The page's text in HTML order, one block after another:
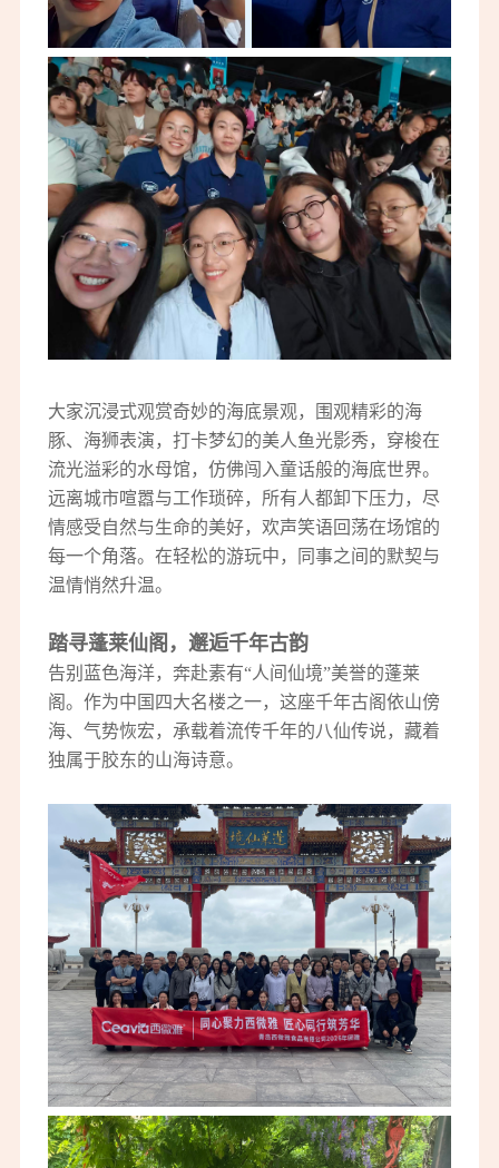
大家沉浸式观赏奇妙的海底景观，围观精彩的海
豚、海狮表演，打卡梦幻的美人鱼光影秀，穿梭在
流光溢彩的水母馆，仿佛闯入童话般的海底世界。
远离城市喧嚣与工作琐碎，所有人都卸下压力，尽
情感受自然与生命的美好，欢声笑语回荡在场馆的
每一个角落。在轻松的游玩中，同事之间的默契与
温情悄然升温。
踏寻蓬莱仙阁，邂逅千年古韵
告别蓝色海洋，奔赴素有“人间仙境”美誉的蓬莱
阁。作为中国四大名楼之一，这座千年古阁依山傍
海、气势恢宏，承载着流传千年的八仙传说，藏着
独属于胶东的山海诗意。